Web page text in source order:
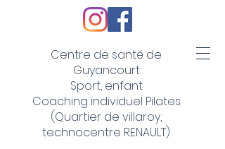
Centre de santé de
Guyancourt
Sport, enfant
Coaching individuel Pilates
(Quartier de villaroy,
technocentre RENAULT)